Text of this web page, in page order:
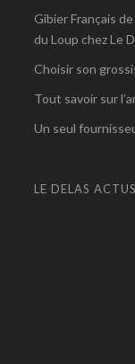
Gibier Français
du Loup chez Le
Choisir son
Tout savoir sur
Un seul
LE DELAS